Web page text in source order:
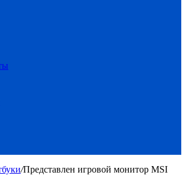
/Представлен игровой монитор MSI